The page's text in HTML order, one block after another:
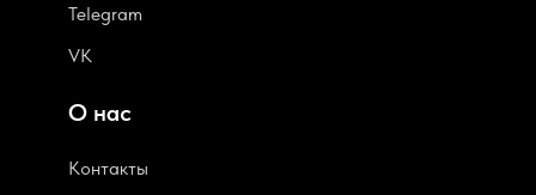
Контакты
Telegram
VK
О нас